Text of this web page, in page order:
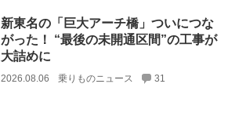
新東名の「巨大アーチ橋」ついにつな
がった！ “最後の未開通区間”の工事が
大詰めに
2026.08.06 乗りものニュース 31